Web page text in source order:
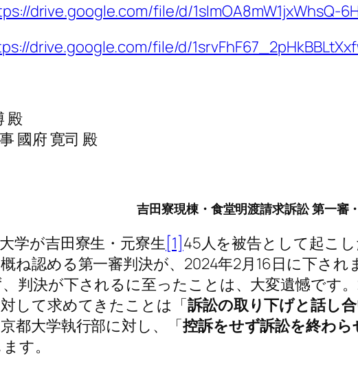
drive.google.com/file/d/1sImOA8mW1jxWhsQ-
drive.google.com/file/d/
殿
國府 寛司 殿
吉田寮現棟・食堂明渡請求訴訟 第一審
学が吉田寮生・元寮生[1]45人を被告として起こ
ね認める第一審判決が、2024年2月16日に下さ
判決が下されるに至ったことは、大変遺憾です
して求めてきたことは「訴訟の取り下げと話し
都大学執行部に対し、「控訴をせず訴訟を終わ
す。